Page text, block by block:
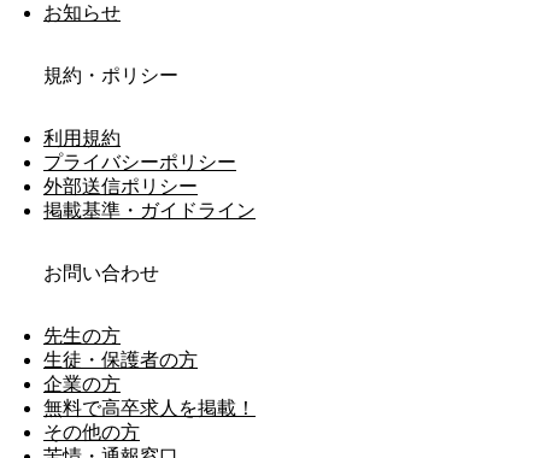
お知らせ
規約・ポリシー
利用規約
プライバシーポリシー
外部送信ポリシー
掲載基準・ガイドライン
お問い合わせ
先生の方
生徒・保護者の方
企業の方
無料で高卒求人を掲載！
その他の方